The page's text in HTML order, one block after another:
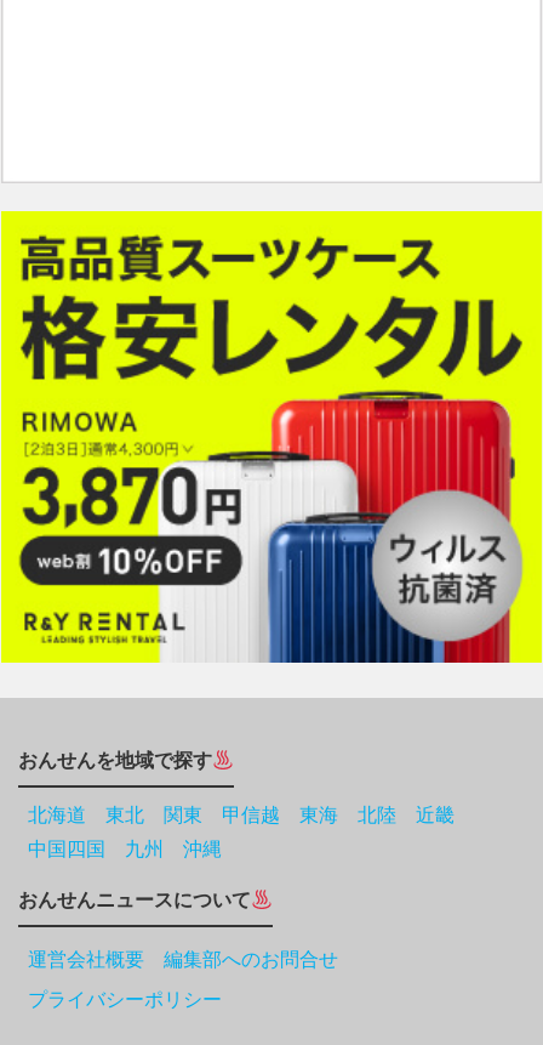
おんせんを地域で探す
北海道 東北 関東 甲信越 東海 北陸
近畿
中国四国
九州 沖縄
おんせんニュースについて
運営会社概要 編集部へのお問合せ
プライバシーポリシー